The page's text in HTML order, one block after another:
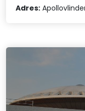
Adres: